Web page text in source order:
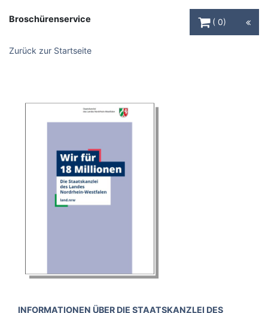
Broschürenservice
0
Zurück zur Startseite
BROSCHÜRE:
INFORMATIONEN ÜBER DIE STAATSKANZLEI DES